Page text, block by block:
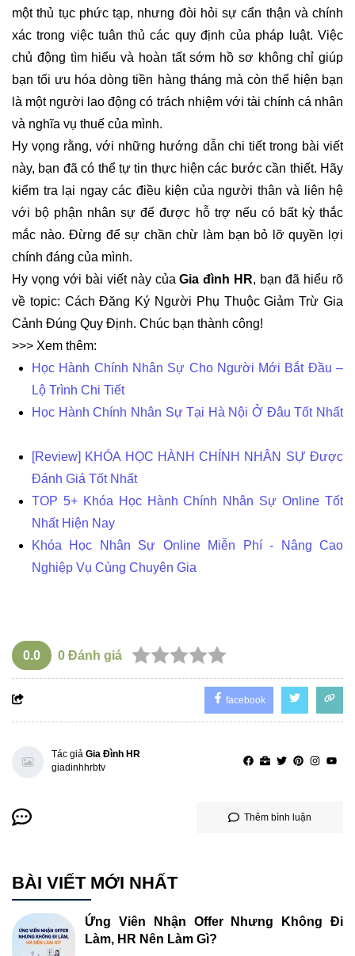
một thủ tục phức tạp, nhưng đòi hỏi sự cẩn thận và chính
xác trong việc tuân thủ các quy định của pháp luật. Việc
chủ động tìm hiểu và hoàn tất sớm hồ sơ không chỉ giúp
bạn tối ưu hóa dòng tiền hàng tháng mà còn thể hiện bạn
là một người lao động có trách nhiệm với tài chính cá nhân
và nghĩa vụ thuế của mình.
Hy vọng rằng, với những hướng dẫn chi tiết trong bài viết
này, bạn đã có thể tự tin thực hiện các bước cần thiết. Hãy
kiểm tra lại ngay các điều kiện của người thân và liên hệ
với bộ phận nhân sự để được hỗ trợ nếu có bất kỳ thắc
mắc nào. Đừng để sự chần chừ làm bạn bỏ lỡ quyền lợi
chính đáng của mình.
Hy vọng với bài viết này củaGia đình HR, bạn đã hiểu rõ
về topic: Cách Đăng Ký Người Phụ Thuộc Giảm Trừ Gia
Cảnh Đúng Quy Định. Chúc bạn thành công!
>>> Xem thêm:
Học Hành Chính Nhân Sự Cho Người Mới Bắt Đầu –
Lộ Trình Chi Tiết
Học Hành Chính Nhân Sự Tại Hà NộiỞ Đâu Tốt Nhất
[Review] KHÓA HỌC HÀNH CHÍNH NHÂN SỰ Được
Đánh Giá Tốt Nhất
TOP 5+ Khóa Học Hành Chính Nhân Sự Online Tốt
Nhất Hiện Nay
Khóa Học Nhân Sự Online Miễn Phí - Nâng Cao
Nghiệp Vụ Cùng Chuyên Gia
0.0 0 Đánh giá
facebook
Tác giả Gia Đình HR
giadinhhrbtv
Thêm bình luận
BÀI VIẾT MỚI NHẤT
Ứng Viên Nhận Offer Nhưng Không Đi
Làm, HR Nên Làm Gì?